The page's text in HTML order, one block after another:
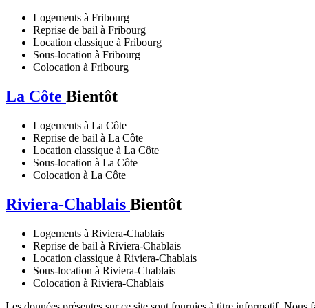
Logements à Fribourg
Reprise de bail à Fribourg
Location classique à Fribourg
Sous-location à Fribourg
Colocation à Fribourg
La Côte Bientôt
Logements à La Côte
Reprise de bail à La Côte
Location classique à La Côte
Sous-location à La Côte
Colocation à La Côte
Riviera-Chablais Bientôt
Logements à Riviera-Chablais
Reprise de bail à Riviera-Chablais
Location classique à Riviera-Chablais
Sous-location à Riviera-Chablais
Colocation à Riviera-Chablais